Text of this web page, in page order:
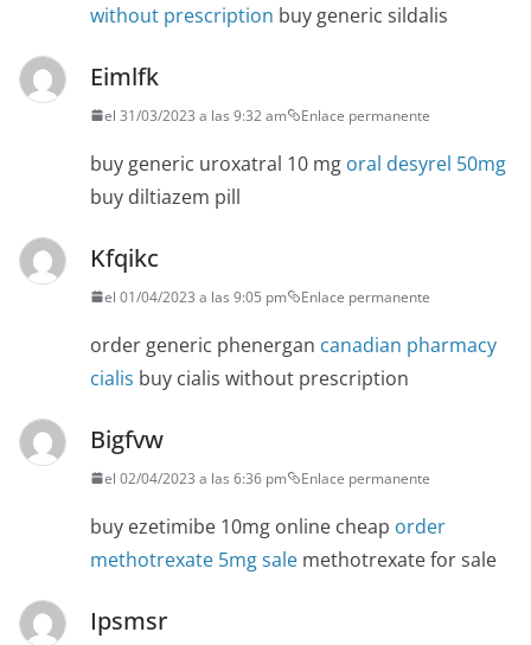
without prescription buy generic sildalis
Eimlfk
el 31/03/2023 a las 9:32 am Enlace permanente
buy generic uroxatral 10 mg oral desyrel 50mg
buy diltiazem pill
Kfqikc
el 01/04/2023 a las 9:05 pm Enlace permanente
order generic phenergan canadian pharmacy
cialis buy cialis without prescription
Bigfvw
el 02/04/2023 a las 6:36 pm Enlace permanente
buy ezetimibe 10mg online cheap order
methotrexate 5mg sale methotrexate for sale
Ipsmsr